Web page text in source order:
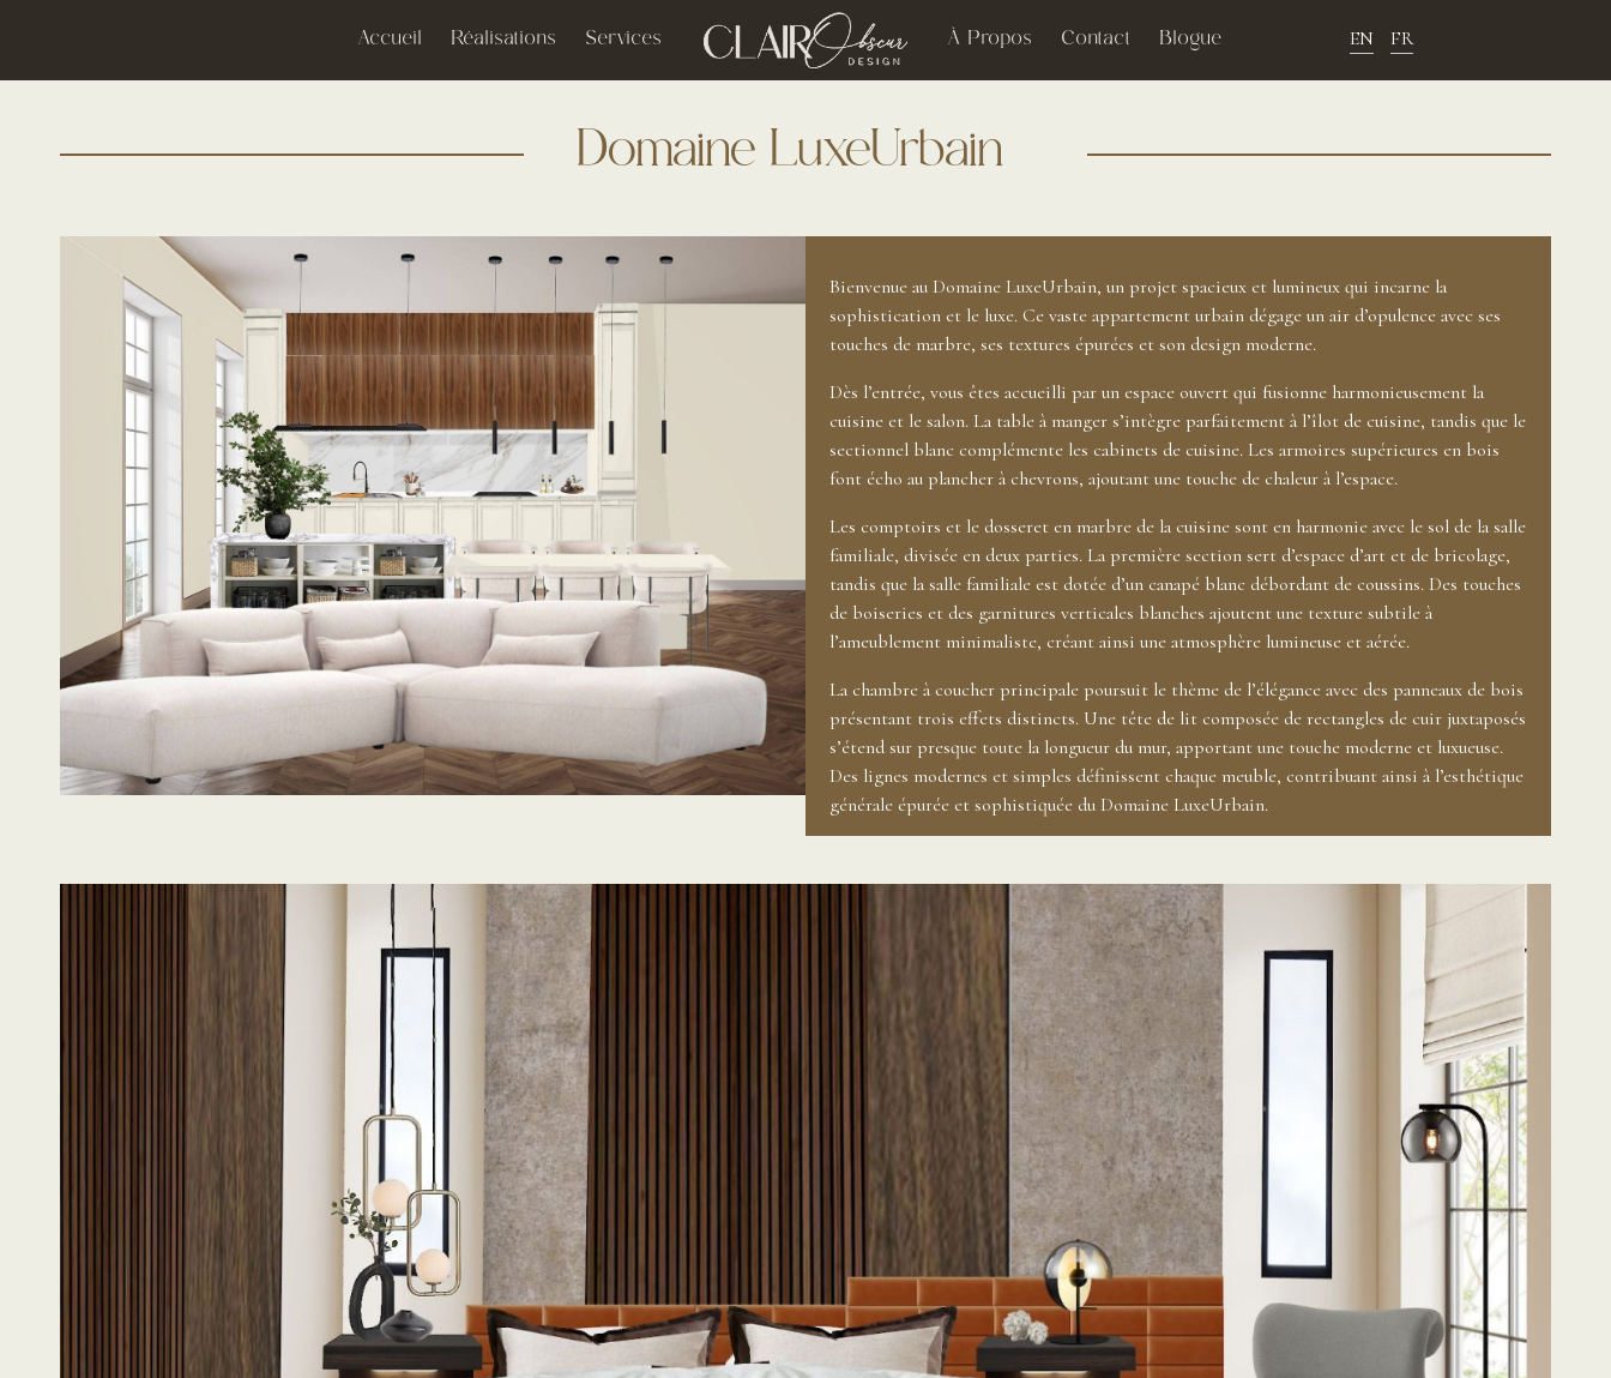
Accueil Réalisations Services À Propos Contact Blogue EN FR
Domaine LuxeUrbain
Bienvenue au Domaine LuxeUrbain, un projet spacieux et lumineux qui incarne la
sophistication et le luxe. Ce vaste appartement urbain dégage un air d’opulence avec ses
touches de marbre, ses textures épurées et son design moderne.
Dès l’entrée, vous êtes accueilli par un espace ouvert qui fusionne harmonieusement la
cuisine et le salon. La table à manger s’intègre parfaitement à l’îlot de cuisine, tandis que le
sectionnel blanc complémente les cabinets de cuisine. Les armoires supérieures en bois
font écho au plancher à chevrons, ajoutant une touche de chaleur à l’espace.
Les comptoirs et le dosseret en marbre de la cuisine sont en harmonie avec le sol de la salle
familiale, divisée en deux parties. La première section sert d’espace d’art et de bricolage,
tandis que la salle familiale est dotée d’un canapé blanc débordant de coussins. Des touches
de boiseries et des garnitures verticales blanches ajoutent une texture subtile à
l’ameublement minimaliste, créant ainsi une atmosphère lumineuse et aérée.
La chambre à coucher principale poursuit le thème de l’élégance avec des panneaux de bois
présentant trois effets distincts. Une tête de lit composée de rectangles de cuir juxtaposés
s’étend sur presque toute la longueur du mur, apportant une touche moderne et luxueuse.
Des lignes modernes et simples définissent chaque meuble, contribuant ainsi à l’esthétique
générale épurée et sophistiquée du Domaine LuxeUrbain.